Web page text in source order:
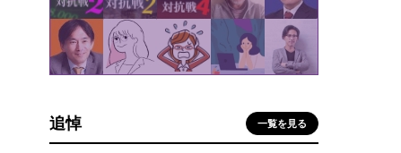
追悼 一覧を見る